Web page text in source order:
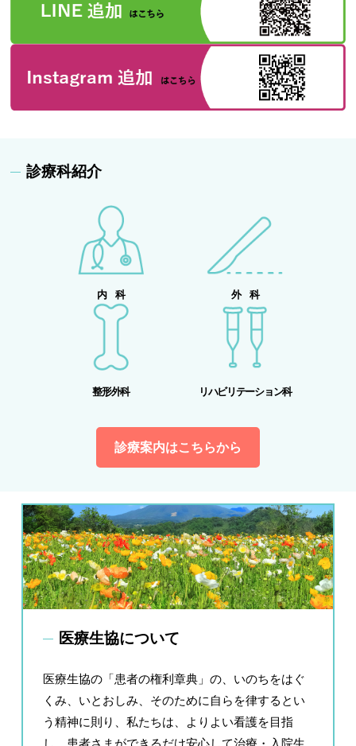
診療科紹介
内 科 外 科
整形外科 リハビリテーション科
診療案内はこちらから
医療生協について
医療生協の「患者の権利章典」の、いのちをはぐ
くみ、いとおしみ、そのために自らを律するとい
う精神に則り、私たちは、よりよい看護を目指
し、患者さまができるだけ安心して治療・入院生